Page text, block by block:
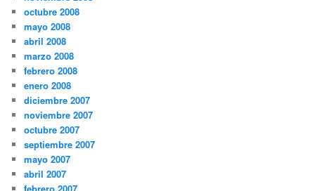
octubre 2008
mayo 2008
abril 2008
marzo 2008
febrero 2008
enero 2008
diciembre 2007
noviembre 2007
octubre 2007
septiembre 2007
mayo 2007
abril 2007